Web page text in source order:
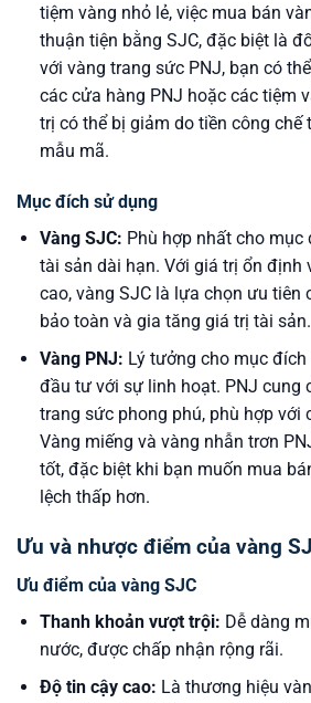
tiệm vàng nhỏ lẻ, việc mua bán
thuận tiện bằng SJC, đặc biệt là
với vàng trang sức PNJ, bạn có
các cửa hàng PNJ hoặc các tiệm
trị có thể bị giảm do tiền công chế
mẫu mã.
Mục đích sử dụng
Vàng SJC: Phù hợp nhất cho
tài sản dài hạn. Với giá trị ổn định
cao, vàng SJC là lựa chọn ưu tiên
bảo toàn và gia tăng giá trị tài sản.
Vàng PNJ: Lý tưởng cho mục
đầu tư với sự linh hoạt. PNJ cung
trang sức phong phú, phù hợp với
Vàng miếng và vàng nhẫn trơn
tốt, đặc biệt khi bạn muốn mua
lệch thấp hơn.
Ưu và nhược điểm của vàng
Ưu điểm của vàng SJC
Thanh khoản vượt trội: Dễ dàng
nước, được chấp nhận rộng rãi.
Độ tin cậy cao: Là thương hiệu